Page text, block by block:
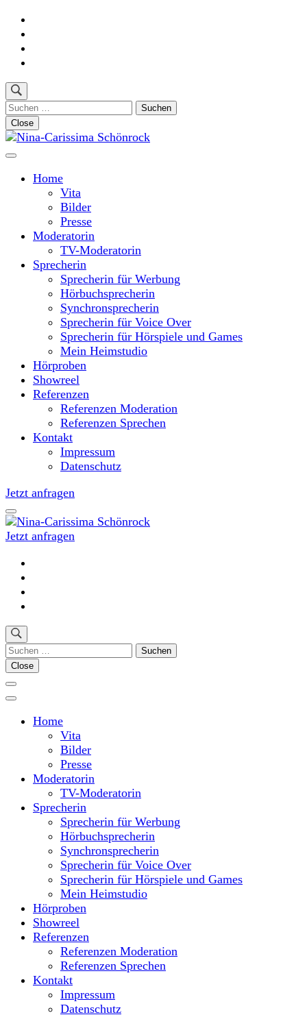
Skip
content
(Press
Suchen
nach:
Close
Nina-Carissima Schönrock
Home
Vita
Bilder
Presse
Moderatorin
TV-Moderatorin
Sprecherin
Sprecherin für Werbung
Hörbuchsprecherin
Synchronsprecherin
Sprecherin für Voice Over
Sprecherin für Hörspiele und Games
Mein Heimstudio
Hörproben
Showreel
Referenzen
Referenzen Moderation
Referenzen Sprechen
Kontakt
Impressum
Datenschutz
Jetzt anfragen
Nina-Carissima Schönrock
Jetzt anfragen
Suchen
nach:
Close
Home
Vita
Bilder
Presse
Moderatorin
TV-Moderatorin
Sprecherin
Sprecherin für Werbung
Hörbuchsprecherin
Synchronsprecherin
Sprecherin für Voice Over
Sprecherin für Hörspiele und Games
Mein Heimstudio
Hörproben
Showreel
Referenzen
Referenzen Moderation
Referenzen Sprechen
Kontakt
Impressum
Datenschutz